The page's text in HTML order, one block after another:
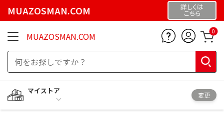
MUAZOSMAN.COM 詳しくは
こちら
MUAZOSMAN.COM 0
マイストア
変更